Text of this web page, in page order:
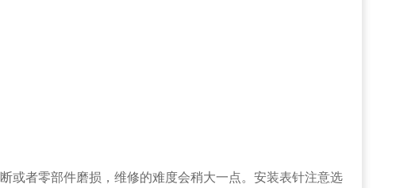
者零部件磨损，维修的难度会稍大一点。安装表针注意选